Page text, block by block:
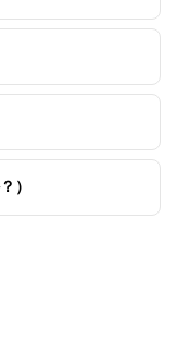
）